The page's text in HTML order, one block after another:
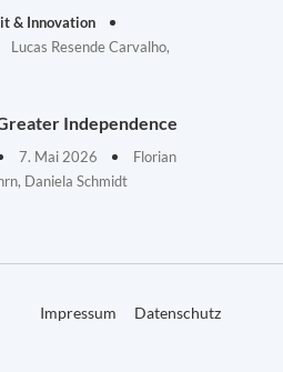
& Innovation
Lucas Resende Carvalho,
Independence
7. Mai 2026
Florian
Daniela Schmidt
Impressum Datenschutz